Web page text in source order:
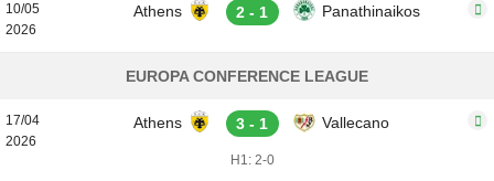
10/05
2026
Athens 2 - 1 Panathinaikos
EUROPA CONFERENCE LEAGUE
17/04
2026
Athens 3 - 1 Vallecano
H1: 2-0